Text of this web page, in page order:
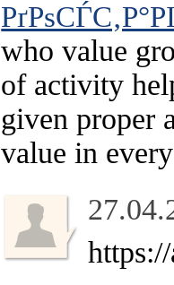
who value
of activity
given proper
value in